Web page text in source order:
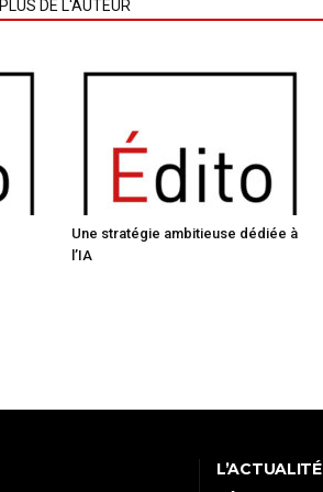
PLUS DE L'AUTEUR
Une stratégie ambitieuse dédiée à
l’IA
L’ACTUALITÉ